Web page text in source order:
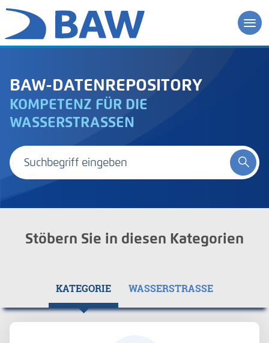
BAW-DATENREPOSITORY
KOMPETENZ FÜR DIE
WASSERSTRASSEN
Stöbern Sie in diesen Kategorien
KATEGORIE WASSERSTRASSE